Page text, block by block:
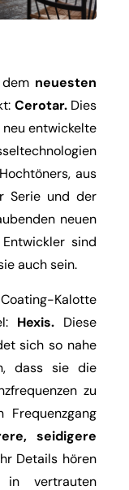
neuesten
Cerotar.Dies
neu entwickelte
aus
Serie und der
neuen
sind
auch sein.
Kalotte
Hexis. Diese
sich so nahe
dass sie die
zu
seidigere
Details hören
vertrauten